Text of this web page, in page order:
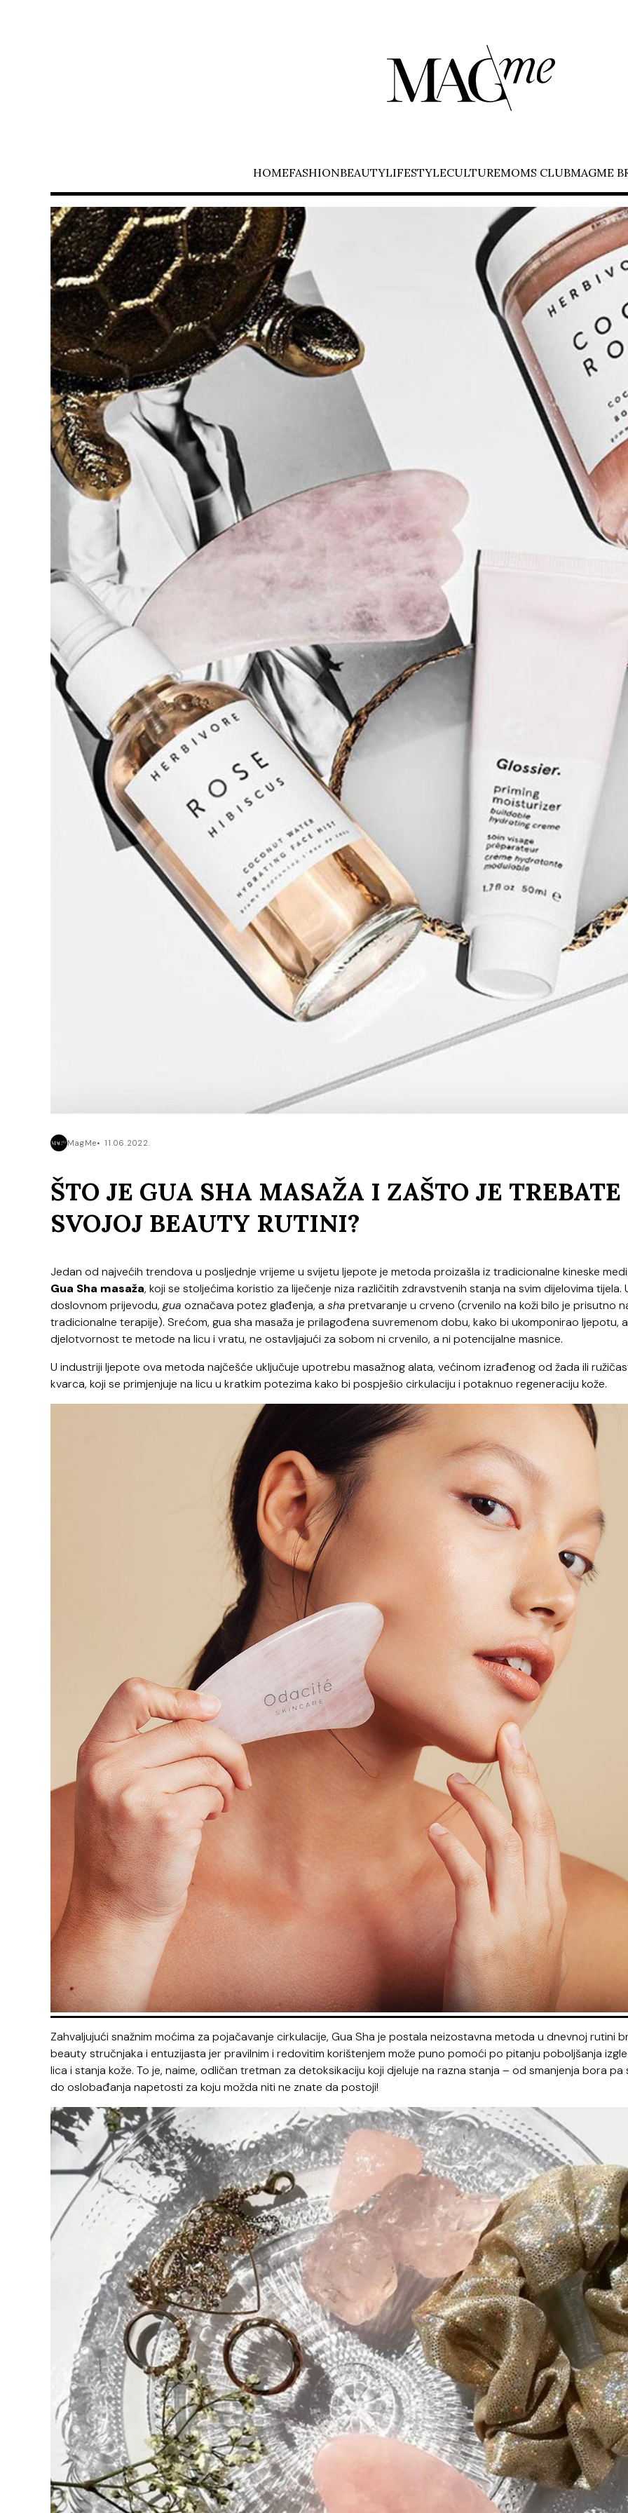
HOMEFASHIONBEAUTYLIFESTYLECULTUREMOMS CLUBMAGME
MagMe 11.06.2022.
ŠTO JE GUA SHA MASAŽA I ZAŠTO JE TREBATE
SVOJOJ BEAUTY RUTINI?
Jedan od najvećih trendova u posljednje vrijeme u svijetu ljepote je metoda proizašla iz tradicionalne kineske
Gua Sha masaža, koji se stoljećima koristio za liječenje niza različitih zdravstvenih stanja na svim dijelovima tijela.
doslovnom prijevodu,gua označava potez glađenja, a sha pretvaranje u crveno (crvenilo na koži bilo je prisutno
tradicionalne terapije). Srećom, gua sha masaža je prilagođena suvremenom dobu, kako bi ukomponirao ljepotu,
djelotvornost te metode na licu i vratu, ne ostavljajući za sobom ni crvenilo, a ni potencijalne masnice.
U industriji ljepote ova metoda najčešće uključuje upotrebu masažnog alata, većinom izrađenog od žada ili
kvarca, koji se primjenjuje na licu u kratkim potezima kako bi pospješio cirkulaciju i potaknuo regeneraciju kože.
Zahvaljujući snažnim moćima za pojačavanje cirkulacije, Gua Sha je postala neizostavna metoda u dnevnoj rutini
beauty stručnjaka i entuzijasta jer pravilnim i redovitim korištenjem može puno pomoći po pitanju poboljšanja
lica i stanja kože. To je, naime, odličan tretman za detoksikaciju koji djeluje na razna stanja – od smanjenja bora pa
do oslobađanja napetosti za koju možda niti ne znate da postoji!